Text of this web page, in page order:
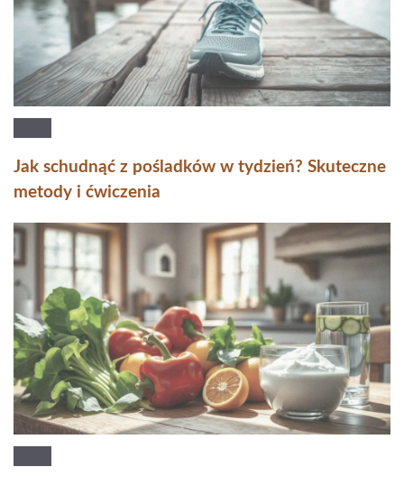
Jak schudnąć z pośladków w tydzień? Skuteczne
metody i ćwiczenia